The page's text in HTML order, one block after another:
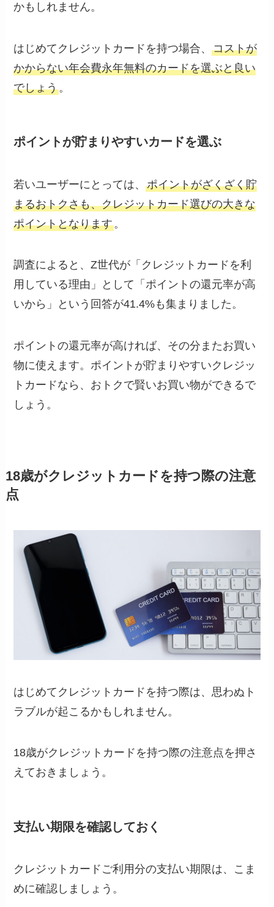
かもしれません。
はじめてクレジットカードを持つ場合、コストが
かからない年会費永年無料のカードを選ぶと良い
でしょう。
ポイントが貯まりやすいカードを選ぶ
若いユーザーにとっては、ポイントがざくざく貯
まるおトクさも、クレジットカード選びの大きな
ポイントとなります。
調査によると、Z世代が「クレジットカードを利
用している理由」として「ポイントの還元率が高
いから」という回答が41.4%も集まりました。
ポイントの還元率が高ければ、その分またお買い
物に使えます。ポイントが貯まりやすいクレジッ
トカードなら、おトクで賢いお買い物ができるで
しょう。
18歳がクレジットカードを持つ際の注意
点
はじめてクレジットカードを持つ際は、思わぬト
ラブルが起こるかもしれません。
18歳がクレジットカードを持つ際の注意点を押さ
えておきましょう。
支払い期限を確認しておく
クレジットカードご利用分の支払い期限は、こま
めに確認しましょう。